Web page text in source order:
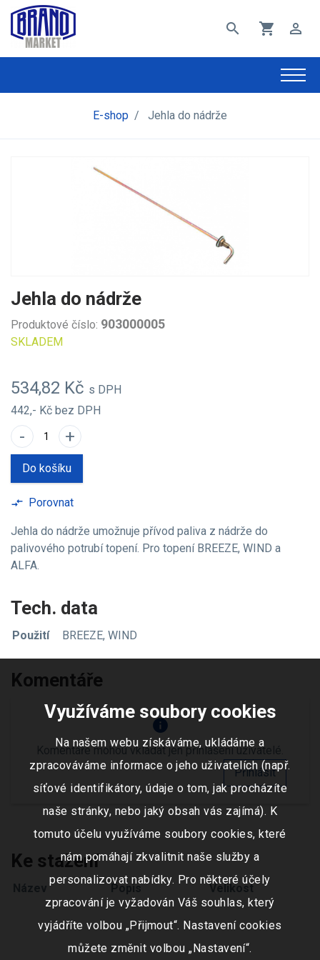
search shopping_cart perm_identity
E-shop / Jehla do nádrže
Jehla do nádrže
Produktové číslo: 903000005
SKLADEM
534,82 Kč s DPH
442,- Kč bez DPH
- +
Do košíku
compare_arrows Porovnat
Jehla do nádrže umožnuje přívod paliva z nádrže do
palivového potrubí topení. Pro topení BREEZE, WIND a
ALFA.
Tech. data
Použití BREEZE, WIND
Komentáře
info
Komentáře mohou vkládat jen přihlášení uživatelé.
Přihlásit
Ke stažení
Název Popis Velikost
Využíváme soubory cookies
Na našem webu získáváme, ukládáme a
zpracováváme informace o jeho uživatelích (např.
síťové identifikátory, údaje o tom, jak procházíte
naše stránky, nebo jaký obsah vás zajímá). K
tomuto účelu využíváme soubory cookies, které
nám pomáhají zkvalitnit naše služby a
personalizovat nabídky. Pro některé účely
zpracování je vyžadován Váš souhlas, který
vyjádříte volbou „Přijmout“. Nastavení cookies
můžete změnit volbou „Nastavení“.